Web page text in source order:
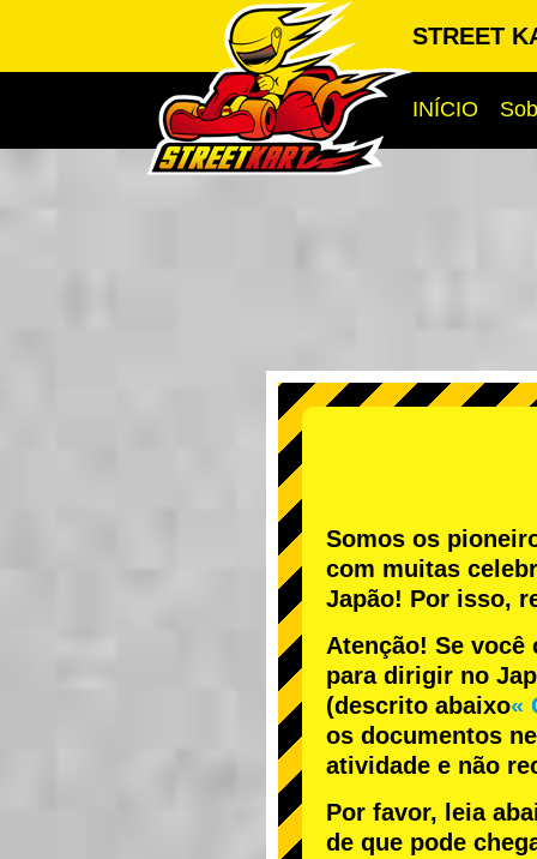
STREET
INÍCIO
Somos os
com muitas
Japão! Por isso,
Atenção! Se
para dirigir no
(descrito abaixo«
os documentos
atividade e não
Por favor, leia
de que pode